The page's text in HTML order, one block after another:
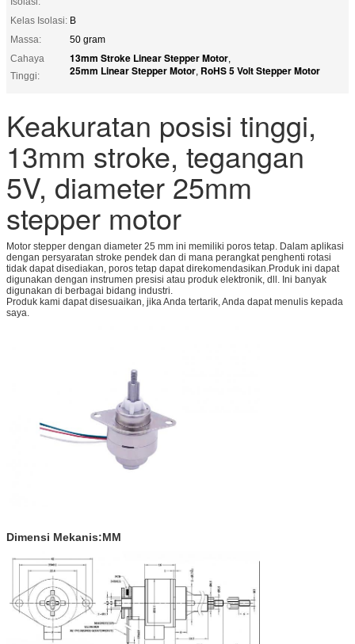
Kelas Isolasi: B
Massa:
50 gram
Cahaya
Tinggi:
13mm Stroke Linear Stepper Motor,
25mm Linear Stepper Motor, RoHS 5 Volt Stepper Motor
Keakuratan posisi tinggi,
13mm stroke, tegangan
5V, diameter 25mm
stepper motor
Motor stepper dengan diameter 25 mm ini memiliki poros tetap. Dalam aplikasi
dengan persyaratan stroke pendek dan di mana perangkat penghenti rotasi
tidak dapat disediakan, poros tetap dapat direkomendasikan.Produk ini dapat
digunakan dengan instrumen presisi atau produk elektronik, dll. Ini banyak
digunakan di berbagai bidang industri.
Produk kami dapat disesuaikan, jika Anda tertarik, Anda dapat menulis kepada
saya.
Dimensi Mekanis:MM